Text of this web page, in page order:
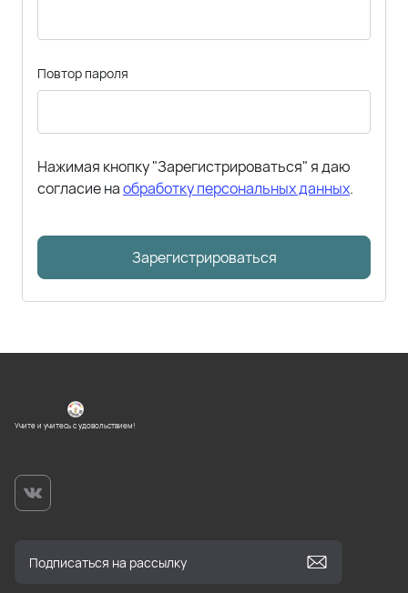
Повтор пароля
Нажимая кнопку "Зарегистрироваться" я даю
согласие наобработку персональных данных.
Зарегистрироваться
Учите и учитесь с удовольствием!